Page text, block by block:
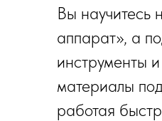
Вы научитесь
аппарат», а
инструменты
материалы
работая